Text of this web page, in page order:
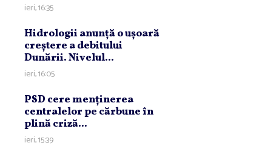
ieri, 16:35
Hidrologii anunţă o uşoară
creştere a debitului
Dunării. Nivelul...
ieri, 16:05
PSD cere menţinerea
centralelor pe cărbune în
plină criză...
ieri, 15:39